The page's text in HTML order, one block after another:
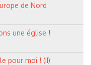
de Nord
une église !
pour moi ! (II)